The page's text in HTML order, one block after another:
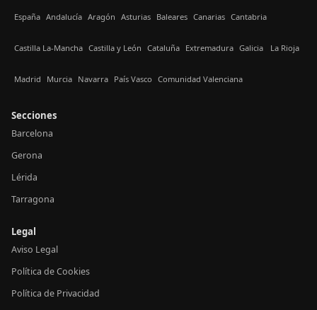
España Andalucía Aragón Asturias Baleares Canarias Cantabria
Castilla La-Mancha Castilla y León Cataluña Extremadura Galicia La Rioja
Madrid Murcia Navarra País Vasco Comunidad Valenciana
Secciones
Barcelona
Gerona
Lérida
Tarragona
Legal
Aviso Legal
Política de Cookies
Política de Privacidad